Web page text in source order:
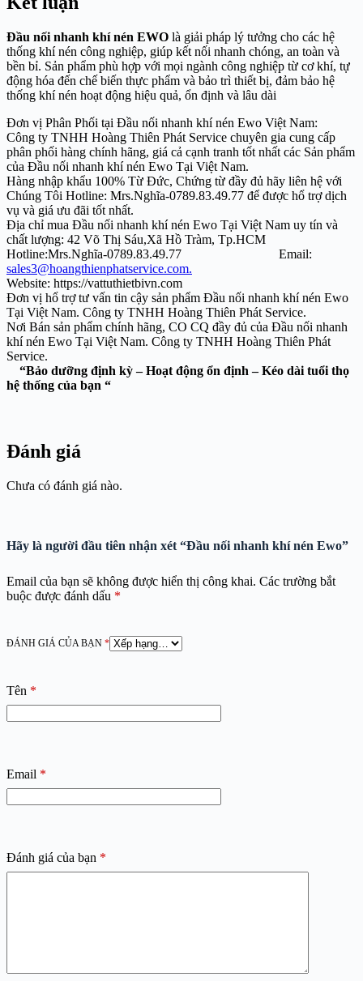
Đầu nối nhanh khí nén EWO là giải pháp lý tưởng cho các hệ
thống khí nén công nghiệp, giúp kết nối nhanh chóng, an toàn và
bền bỉ. Sản phẩm phù hợp với mọi ngành công nghiệp từ cơ khí, tự
động hóa đến chế biến thực phẩm và bảo trì thiết bị, đảm bảo hệ
thống khí nén hoạt động hiệu quả, ổn định và lâu dài
Đơn vị Phân Phối tại Đầu nối nhanh khí nén Ewo Việt Nam:
Công ty TNHH Hoàng Thiên Phát Service chuyên gia cung cấp
phân phối hàng chính hãng, giá cả cạnh tranh tốt nhất các Sản phẩm
của Đầu nối nhanh khí nén Ewo Tại Việt Nam.
Hàng nhập khẩu 100% Từ Đức, Chứng từ đầy đủ hãy liên hệ với
Chúng Tôi Hotline: Mrs.Nghĩa-0789.83.49.77 để được hổ trợ dịch
vụ và giá ưu đãi tốt nhất.
Địa chỉ mua Đầu nối nhanh khí nén Ewo Tại Việt Nam uy tín và
chất lượng: 42 Võ Thị Sáu,Xã Hồ Tràm, Tp.HCM
Hotline:Mrs.Nghĩa-0789.83.49.77 Email:
sales3@hoangthienphatservice.com.
Website: https://vattuthietbivn.com
Đơn vị hổ trợ tư vấn tin cậy sản phẩm Đầu nối nhanh khí nén Ewo
Tại Việt Nam. Công ty TNHH Hoàng Thiên Phát Service.
Nơi Bán sản phẩm chính hãng, CO CQ đầy đủ của Đầu nối nhanh
khí nén Ewo Tại Việt Nam. Công ty TNHH Hoàng Thiên Phát
Service.
“Bảo dưỡng định kỳ – Hoạt động ổn định – Kéo dài tuổi thọ
hệ thống của bạn “
Đánh giá
Chưa có đánh giá nào.
Hãy là người đầu tiên nhận xét “Đầu nối nhanh khí nén Ewo”
Email của bạn sẽ không được hiển thị công khai. Các trường bắt
buộc được đánh dấu *
ĐÁNH GIÁ CỦA BẠN *
Tên *
Email *
Đánh giá của bạn *